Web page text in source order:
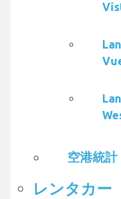
空港統計
レンタカー